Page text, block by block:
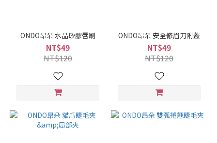
ONDO昂朵 水晶矽膠唇刷
NT$49
NT$120
ONDO昂朵 安全修眉刀附蓋
NT$49
NT$120